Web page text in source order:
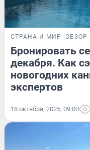
СТРАНА И МИР ОБЗОР
Бронировать
декабря. Как
новогодних
экспертов
18 октября, 2025, 09:00